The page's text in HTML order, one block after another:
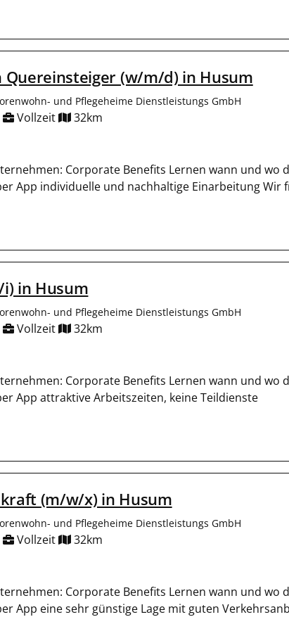
Quereinsteiger (w/m/d) in Husum
und Pflegeheime Dienstleistungs GmbH
Vollzeit 32km
Corporate Benefits Lernen wann und wo
App individuelle und nachhaltige Einarbeitung Wir
in Husum
und Pflegeheime Dienstleistungs GmbH
Vollzeit 32km
Corporate Benefits Lernen wann und wo
App attraktive Arbeitszeiten, keine Teildienste
(m/w/x) in Husum
und Pflegeheime Dienstleistungs GmbH
Vollzeit 32km
Corporate Benefits Lernen wann und wo
App eine sehr günstige Lage mit guten